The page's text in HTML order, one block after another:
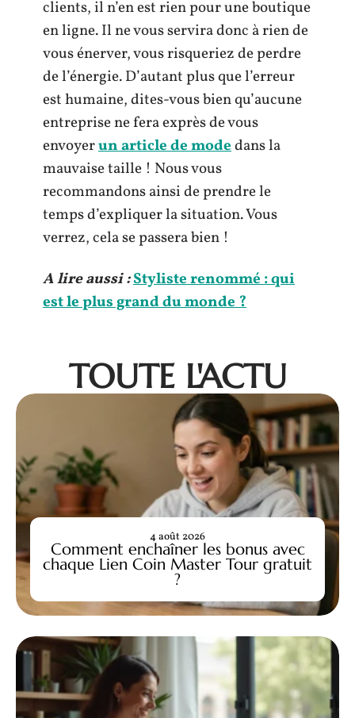
clients, il n’en est rien pour une boutique
en ligne. Il ne vous servira donc à rien de
vous énerver, vous risqueriez de perdre
de l’énergie. D’autant plus que l’erreur
est humaine, dites-vous bien qu’aucune
entreprise ne fera exprès de vous
envoyerun article de modedans la
mauvaise taille ! Nous vous
recommandons ainsi de prendre le
temps d’expliquer la situation. Vous
verrez, cela se passera bien !
A lire aussi :Styliste renommé : qui
est le plus grand du monde ?
TOUTE L'ACTU
Comment enchaîner les bonus avec
chaque Lien Coin Master Tour gratuit
?
4 août 2026